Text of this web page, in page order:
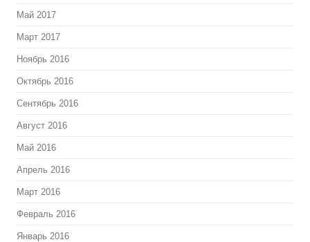
Май 2017
Март 2017
Ноябрь 2016
Октябрь 2016
Сентябрь 2016
Август 2016
Май 2016
Апрель 2016
Март 2016
Февраль 2016
Январь 2016